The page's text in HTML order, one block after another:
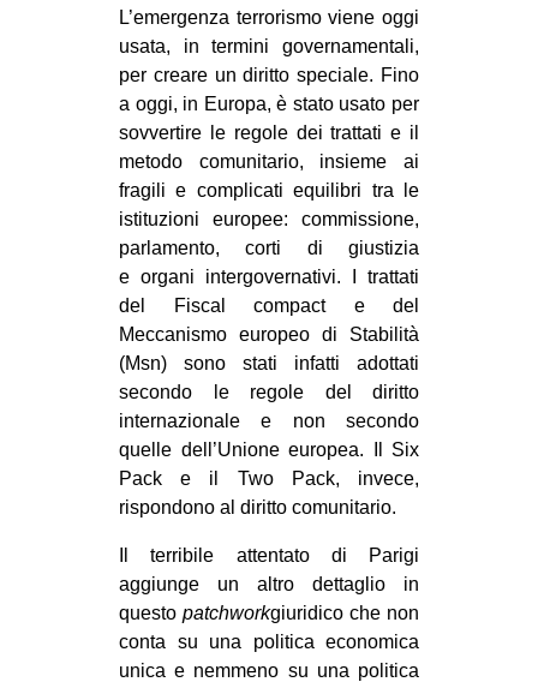
L’emergenza terrorismo viene oggi
usata, in termini governamentali,
per creare un diritto speciale. Fino
a oggi, in Europa, è stato usato per
sovvertire le regole dei trattati e il
metodo comunitario, insieme ai
fragili e complicati equilibri tra le
istituzioni europee: commissione,
parlamento, corti di giustizia
e organi intergovernativi. I trattati
del Fiscal compact e del
Meccanismo europeo di Stabilità
(Msn) sono stati infatti adottati
secondo le regole del diritto
internazionale e non secondo
quelle dell’Unione europea. Il Six
Pack e il Two Pack, invece,
rispondono al diritto comunitario.
Il terribile attentato di Parigi
aggiunge un altro dettaglio in
questo patchworkgiuridico che non
conta su una politica economica
unica e nemmeno su una politica